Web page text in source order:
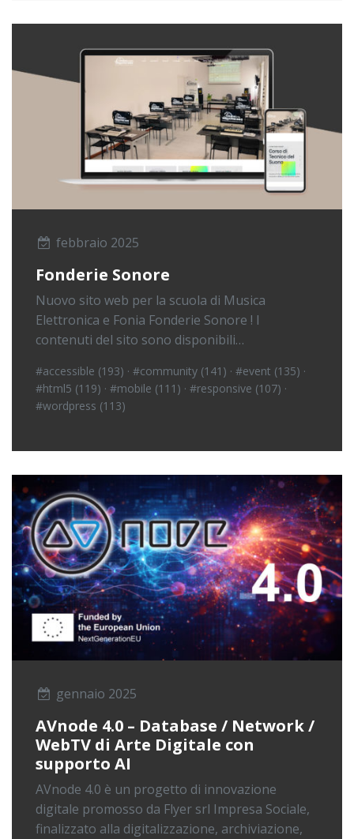
febbraio 2025
Fonderie Sonore
Nuovo sito web per la scuola di Musica
Elettronica e Fonia Fonderie Sonore ! I
contenuti del sito sono disponibili…
#accessible (193) · #community (141) · #event (135) ·
#html5 (119) · #mobile (111) · #responsive (107) ·
#wordpress (113)
gennaio 2025
AVnode 4.0 – Database / Network /
WebTV di Arte Digitale con
supporto AI
AVnode 4.0 è un progetto di innovazione
digitale promosso da Flyer srl Impresa Sociale,
finalizzato alla digitalizzazione, archiviazione,